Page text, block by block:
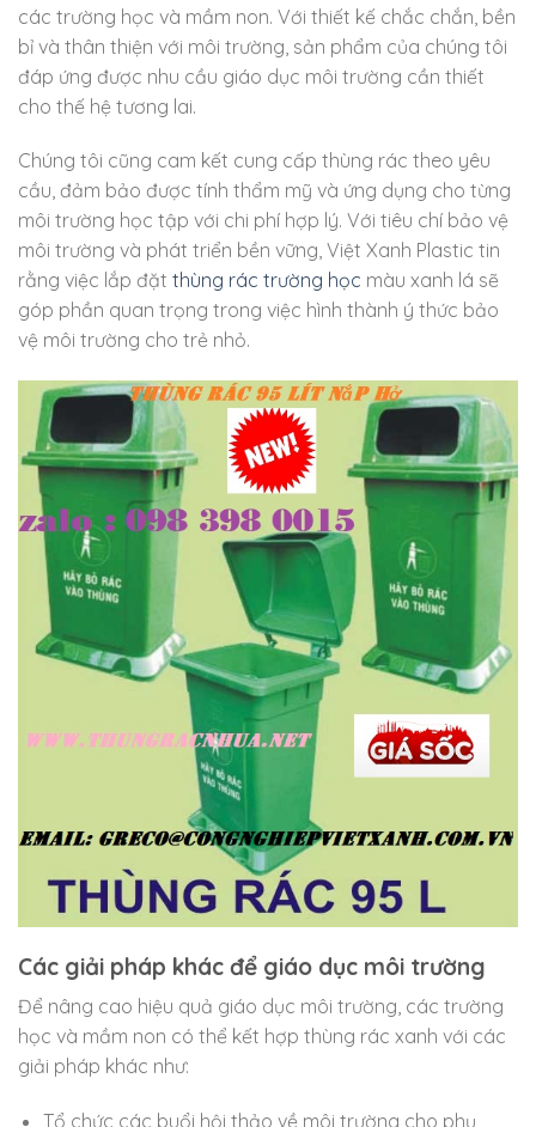
các trường học và mầm non. Với thiết kế chắc chắn, bền
bỉ và thân thiện với môi trường, sản phẩm của chúng tôi
đáp ứng được nhu cầu giáo dục môi trường cần thiết
cho thế hệ tương lai.
Chúng tôi cũng cam kết cung cấp thùng rác theo yêu
cầu, đảm bảo được tính thẩm mỹ và ứng dụng cho từng
môi trường học tập với chi phí hợp lý. Với tiêu chí bảo vệ
môi trường và phát triển bền vững, Việt Xanh Plastic tin
rằng việc lắp đặt thùng rác trường học màu xanh lá sẽ
góp phần quan trọng trong việc hình thành ý thức bảo
vệ môi trường cho trẻ nhỏ.
Các giải pháp khác để giáo dục môi trường
Để nâng cao hiệu quả giáo dục môi trường, các trường
học và mầm non có thể kết hợp thùng rác xanh với các
giải pháp khác như:
Tổ chức các buổi hội thảo về môi trường cho phụ